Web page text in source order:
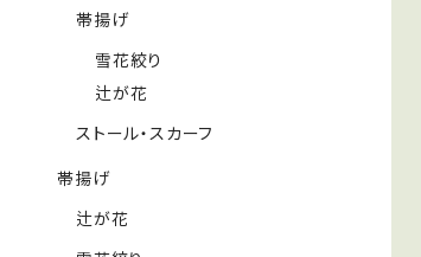
帯揚げ
雪花絞り
辻が花
ストール・スカーフ
帯揚げ
辻が花